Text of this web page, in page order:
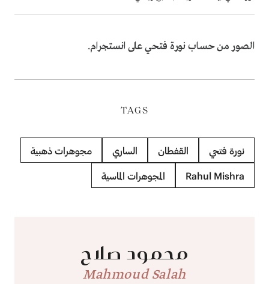
الصور من حساب نورة فتحي على انستجرام.
TAGS
نورة فتحي القفطان الساري مجوهرات ذهبية
Rahul Mishra المجوهرات الماسية
محمود صلاح
Mahmoud Salah